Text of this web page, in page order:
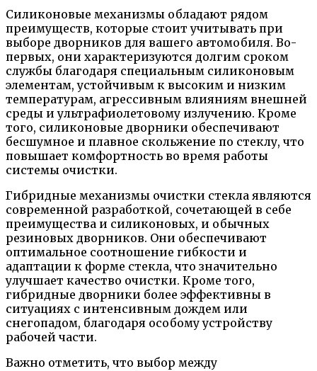
Силиконовые механизмы обладают рядом
преимуществ, которые стоит учитывать при
выборе дворников для вашего автомобиля. Во-
первых, они характеризуются долгим сроком
службы благодаря специальным силиконовым
элементам, устойчивым к высоким и низким
температурам, агрессивным влияниям внешней
среды и ультрафиолетовому излучению. Кроме
того, силиконовые дворники обеспечивают
бесшумное и плавное скольжение по стеклу, что
повышает комфортность во время работы
системы очистки.
Гибридные механизмы очистки стекла являются
современной разработкой, сочетающей в себе
преимущества и силиконовых, и обычных
резиновых дворников. Они обеспечивают
оптимальное соотношение гибкости и
адаптации к форме стекла, что значительно
улучшает качество очистки. Кроме того,
гибридные дворники более эффективны в
ситуациях с интенсивным дождем или
снегопадом, благодаря особому устройству
рабочей части.
Важно отметить, что выбор между